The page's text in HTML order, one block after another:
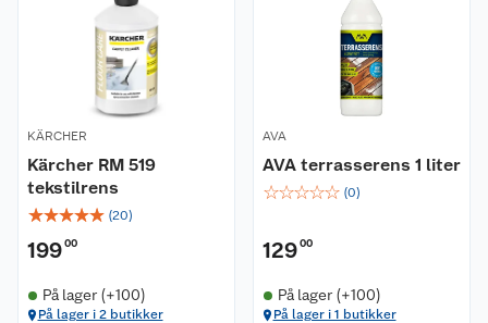
KÄRCHER
Kärcher RM 519
tekstilrens
☆☆☆☆☆ (20)
19900
På lager (+100)
På lager i 2 butikker
AVA
AVA terrasserens 1 liter
☆☆☆☆☆ (0)
12900
På lager (+100)
På lager i 1 butikker